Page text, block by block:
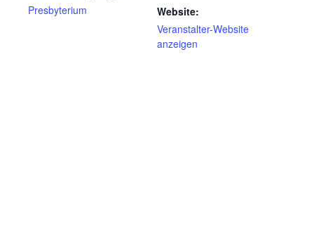
Presbyterium
Website:
Veranstalter-Website
anzeigen